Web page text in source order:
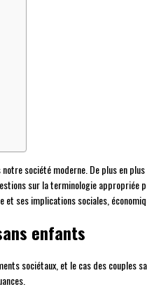
société moderne. De plus en
sur la terminologie
ses implications sociales,
enfants
sociétaux, et le cas des